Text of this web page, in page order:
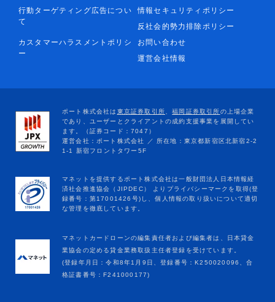
行動ターゲティング広告につい
て
情報セキュリティポリシー
反社会的勢力排除ポリシー
カスタマーハラスメントポリシ
ー
お問い合わせ
運営会社情報
マネットカードローンの編集責任者および編集者は、日本貸金
業協会の定める貸金業務取扱主任者登録を受けています。
(登録年月日：令和8年1月9日、登録番号：K250020096、合
格証書番号：F241000177)